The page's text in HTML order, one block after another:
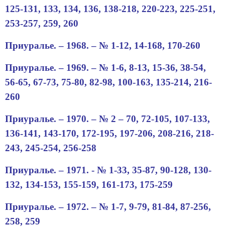
125-131, 133, 134, 136, 138-218, 220-223, 225-251,
253-257, 259, 260
Приуралье. – 1968.– № 1-12, 14-168, 170-260
Приуралье. – 1969.– № 1-6, 8-13, 15-36, 38-54,
56-65, 67-73, 75-80, 82-98, 100-163, 135-214, 216-
260
Приуралье. – 1970.– № 2– 70, 72-105, 107-133,
136-141, 143-170, 172-195, 197-206, 208-216, 218-
243, 245-254, 256-258
Приуралье. – 1971. - № 1-33, 35-87, 90-128, 130-
132, 134-153, 155-159, 161-173, 175-259
Приуралье. – 1972.– № 1-7, 9-79, 81-84, 87-256,
258, 259